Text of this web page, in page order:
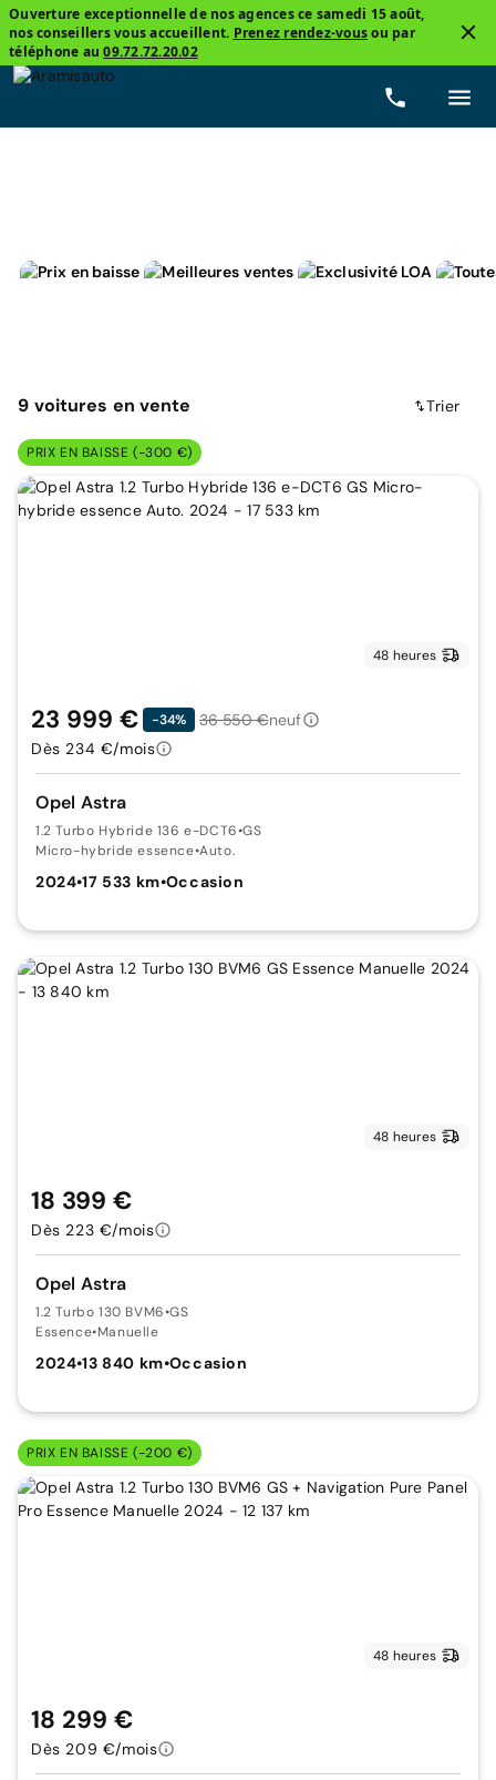
Ouverture exceptionnelle de nos agences ce samedi 15 août,
nos conseillers vous accueillent. Prenez rendez-vousou par
téléphone au09.72.72.20.02
Carburants
9 voitures en vente Trier
PRIX EN BAISSE (-300 €)
48 heures
Opel Astra
1.2 Turbo Hybride 136 e-DCT6•GS
Micro-hybride essence•Auto.
2024•17 533 km•Occasion
23 999 € -34% 36 550 €neuf
Dès 234 €/mois
48 heures
Opel Astra
1.2 Turbo 130 BVM6•GS
Essence•Manuelle
2024•13 840 km•Occasion
18 399 €
Dès 223 €/mois
PRIX EN BAISSE (-200 €)
48 heures
18 299 €
Dès 209 €/mois